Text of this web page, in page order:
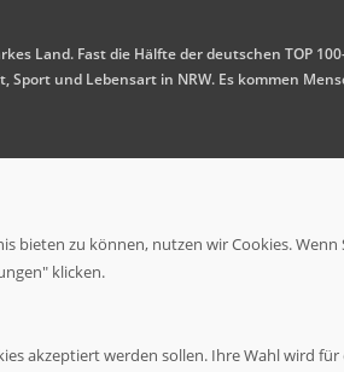
Land. Fast die Hälfte der deutschen TOP
und Lebensart in NRW. Es kommen
bieten zu können, nutzen wir Cookies.
klicken.
akzeptiert werden sollen. Ihre Wahl wird für